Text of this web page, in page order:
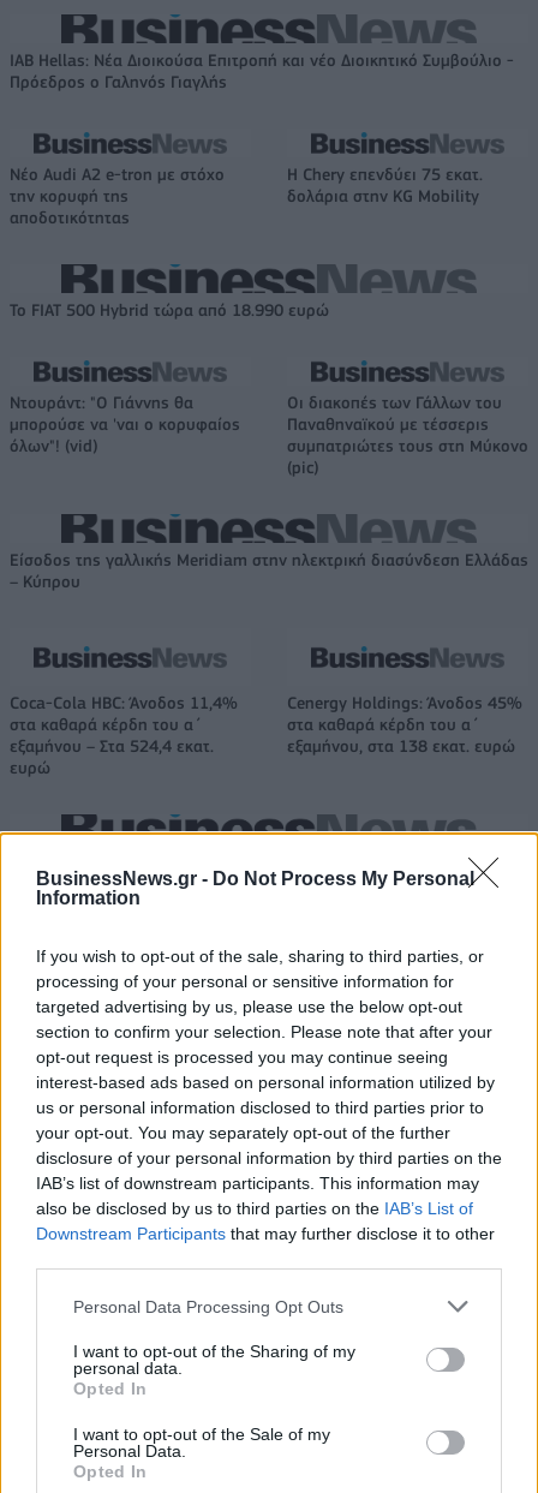
BusinessNews.gr - Do Not Process My Personal
Information
If you wish to opt-out of the sale, sharing to third parties, or
processing of your personal or sensitive information for
targeted advertising by us, please use the below opt-out
section to confirm your selection. Please note that after your
opt-out request is processed you may continue seeing
interest-based ads based on personal information utilized by
us or personal information disclosed to third parties prior to
your opt-out. You may separately opt-out of the further
disclosure of your personal information by third parties on the
IAB’s list of downstream participants. This information may
also be disclosed by us to third parties on the IAB’s List of
Downstream Participants that may further disclose it to other
Personal Data Processing Opt Outs
I want to opt-out of the Sharing of my
personal data.
Opted In
I want to opt-out of the Sale of my
Personal Data.
Opted In
IAB Hellas: Νέα Διοικούσα Επιτροπή και νέο Διοικητικό Συμβούλιο -
Πρόεδρος ο Γαληνός Γιαγλής
Νέο Audi A2 e-tron με στόχο
την κορυφή της
αποδοτικότητας
Η Chery επενδύει 75 εκατ.
δολάρια στην KG Mobility
Το FIAT 500 Hybrid τώρα από 18.990 ευρώ
Ντουράντ: "Ο Γιάννης θα
μπορούσε να 'ναι ο κορυφαίος
όλων"! (vid)
Οι διακοπές των Γάλλων του
Παναθηναϊκού με τέσσερις
συμπατριώτες τους στη Μύκονο
(pic)
Είσοδος της γαλλικής Meridiam στην ηλεκτρική διασύνδεση Ελλάδας
– Κύπρου
Coca-Cola HBC: Άνοδος 11,4%
στα καθαρά κέρδη του α΄
εξαμήνου – Στα 524,4 εκατ.
ευρώ
Cenergy Holdings: Άνοδος 45%
στα καθαρά κέρδη του α΄
εξαμήνου, στα 138 εκατ. ευρώ
Η συμφωνία Arval-Athlon αναδιαμορφώνει την αγορά leasing
VW: Η δύσκολη εξίσωση της
αναδιάρθρωσης
Alpha Bank: Για πρώτη φορά το
Αρχαίο Θέατρο Επιδαύρου
ESG Report 2025: Πώς η ΑΒ Βασιλόπουλος μετατρέπει τη
βιωσιμότητα σε καθημερινή πράξη
Stoiximan: «Πού ήσουν;» στις μεγάλες στιγμές του Ολυμπιακού
ΠΕΡΙΣΣΌΤΕΡΑ ΣΕ ΑΥΤΉ ΤΗΝ ΚΑΤΗΓΟΡΊΑ